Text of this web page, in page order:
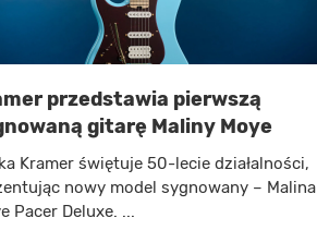
przedstawia pierwszą
gitarę Maliny Moye
Kramer świętuje 50-lecie działalności,
nowy model sygnowany – Malina
Pacer Deluxe. ...